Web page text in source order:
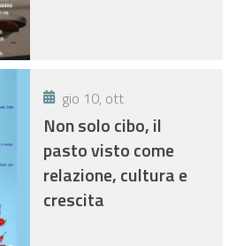
gio 10, ott
Non solo cibo, il
pasto visto come
relazione, cultura e
crescita